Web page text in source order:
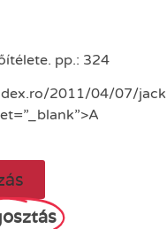
pp.: 324
2011/04/07/